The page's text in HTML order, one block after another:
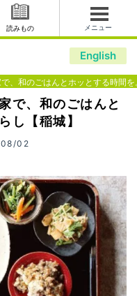
読みもの メニュー
English
、和のごはんとホッとする時間
で、和のごはんと
し【稲城】
08/02